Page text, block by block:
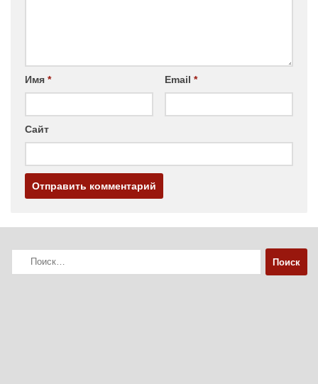
Имя * Email *
Сайт
Найти: